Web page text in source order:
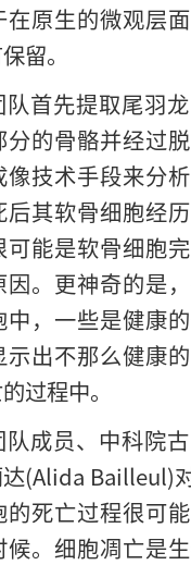
在原生的微观层
留。
队首先提取尾羽
分的骨骼并经过
技术手段来分析
后其软骨细胞经
可能是软骨细胞
因。更神奇的是
中，一些是健康的
示出不那么健康
过程中。
队成员、中科院
(Alida Bailleul)
的死亡过程很可
。细胞凋亡是